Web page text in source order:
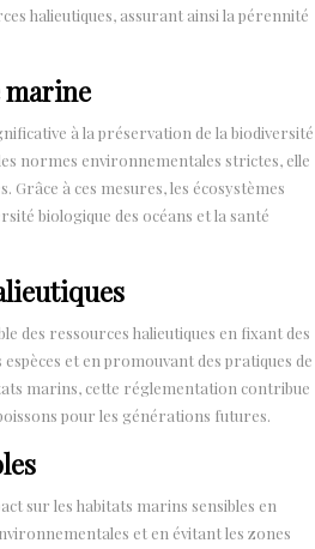
halieutiques, assurant ainsi la pérennité
marine
à la préservation de la biodiversité
normes environnementales strictes, elle
Grâce à ces mesures, les écosystèmes
biologique des océans et la santé
des ressources halieutiques en fixant des
et en promouvant des pratiques de
marins, cette réglementation contribue
pour les générations futures.
sur les habitats marins sensibles en
et en évitant les zones